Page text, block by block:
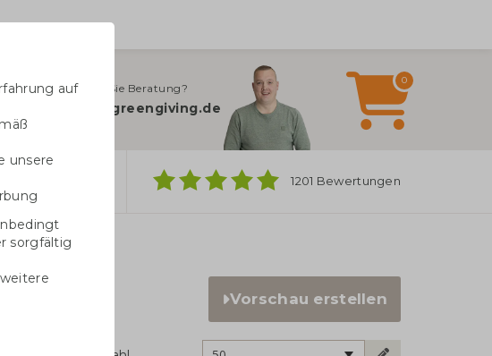
Benötigen Sie Beratung?
info@greengiving.de
0
1201 Bewertungen
Vorschau erstellen
auf
unsere
sorgfältig